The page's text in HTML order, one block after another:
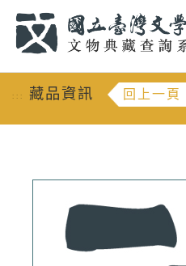
::: 藏品資訊 回上一頁